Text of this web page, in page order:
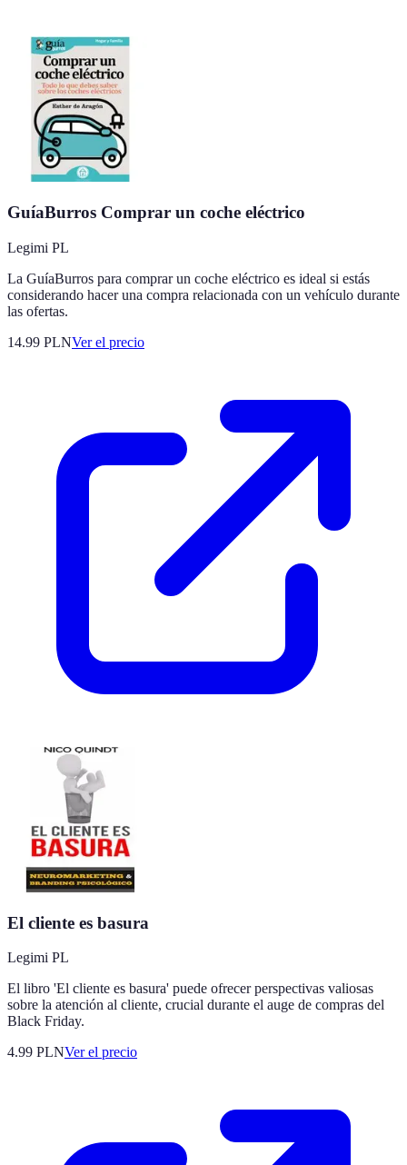
GuíaBurros Comprar un coche eléctrico
Legimi PL
La GuíaBurros para comprar un coche eléctrico es ideal si estás
considerando hacer una compra relacionada con un vehículo durante
las ofertas.
14.99 PLNVer el precio
El cliente es basura
Legimi PL
El libro 'El cliente es basura' puede ofrecer perspectivas valiosas
sobre la atención al cliente, crucial durante el auge de compras del
Black Friday.
4.99 PLNVer el precio